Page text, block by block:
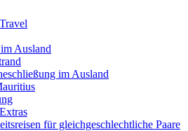
Ausland
im Ausland
für gleichgeschlechtliche Paare